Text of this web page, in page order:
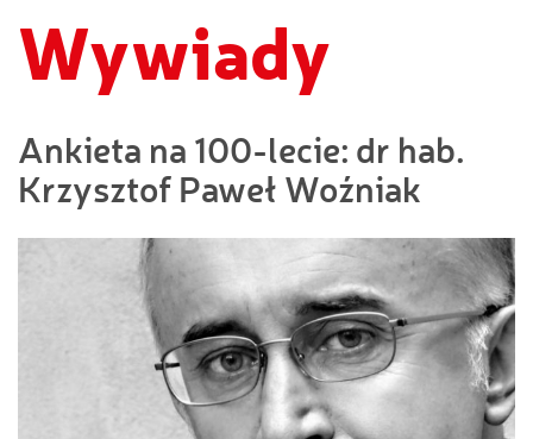
Wywiady
Ankieta na 100-lecie: dr hab.
Krzysztof Paweł Woźniak